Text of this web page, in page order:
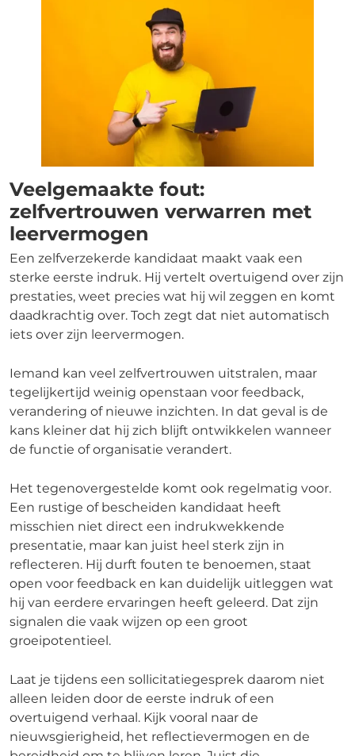
Veelgemaakte fout:
zelfvertrouwen verwarren met
leervermogen
Een zelfverzekerde kandidaat maakt vaak een
sterke eerste indruk. Hij vertelt overtuigend over zijn
prestaties, weet precies wat hij wil zeggen en komt
daadkrachtig over. Toch zegt dat niet automatisch
iets over zijn leervermogen.
Iemand kan veel zelfvertrouwen uitstralen, maar
tegelijkertijd weinig openstaan voor feedback,
verandering of nieuwe inzichten. In dat geval is de
kans kleiner dat hij zich blijft ontwikkelen wanneer
de functie of organisatie verandert.
Het tegenovergestelde komt ook regelmatig voor.
Een rustige of bescheiden kandidaat heeft
misschien niet direct een indrukwekkende
presentatie, maar kan juist heel sterk zijn in
reflecteren. Hij durft fouten te benoemen, staat
open voor feedback en kan duidelijk uitleggen wat
hij van eerdere ervaringen heeft geleerd. Dat zijn
signalen die vaak wijzen op een groot
groeipotentieel.
Laat je tijdens een sollicitatiegesprek daarom niet
alleen leiden door de eerste indruk of een
overtuigend verhaal. Kijk vooral naar de
nieuwsgierigheid, het reflectievermogen en de